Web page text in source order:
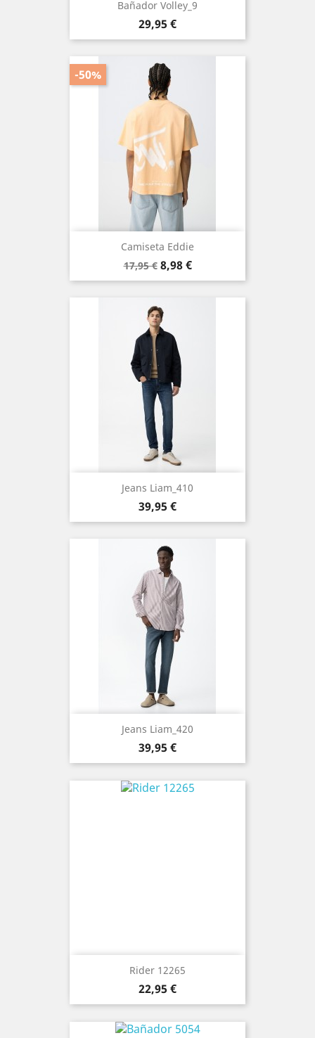
Bañador Volley_9
Precio
29,95 €
Camiseta Eddie
Precio
base
17,95 € Precio
8,98 €
-50%
Jeans Liam_410
Precio
39,95 €
Jeans Liam_420
Precio
39,95 €
Rider 12265
Precio
22,95 €